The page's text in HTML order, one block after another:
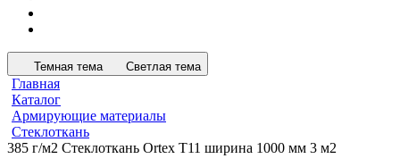
Темная тема Светлая тема
Главная
Каталог
Армирующие материалы
Стеклоткань
385 г/м2 Стеклоткань Ortex Т11 ширина 1000 мм 3 м2